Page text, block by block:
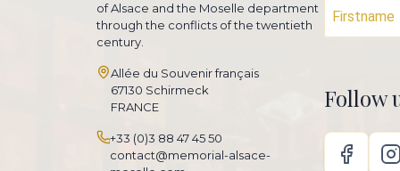
of Alsace and the Moselle department
through the conflicts of the twentieth
century.
Allée du Souvenir français
67130 Schirmeck
FRANCE
+33 (0)3 88 47 45 50
contact@memorial-alsace-
Follow